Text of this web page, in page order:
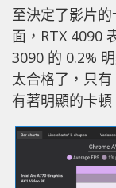
至決定了影片
面，RTX 4090
3090 的 0.2%
太合格了，只
有著明顯的卡頓